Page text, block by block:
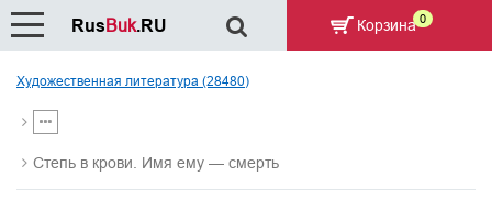
Художественная литература (28480)
Степь в крови. Имя ему — смерть
RusBuk.RU Корзина 0